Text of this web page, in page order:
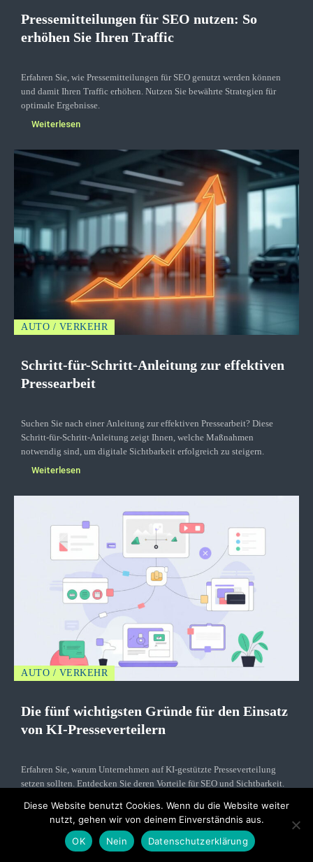
Pressemitteilungen für SEO nutzen: So
erhöhen Sie Ihren Traffic
Erfahren Sie, wie Pressemitteilungen für SEO genutzt werden können
und damit Ihren Traffic erhöhen. Nutzen Sie bewährte Strategien für
optimale Ergebnisse.
Weiterlesen
AUTO / VERKEHR
Schritt-für-Schritt-Anleitung zur effektiven
Pressearbeit
Suchen Sie nach einer Anleitung zur effektiven Pressearbeit? Diese
Schritt-für-Schritt-Anleitung zeigt Ihnen, welche Maßnahmen
notwendig sind, um digitale Sichtbarkeit erfolgreich zu steigern.
Weiterlesen
AUTO / VERKEHR
Die fünf wichtigsten Gründe für den Einsatz
von KI-Presseverteilern
Erfahren Sie, warum Unternehmen auf KI-gestützte Presseverteilung
setzen sollten. Entdecken Sie deren Vorteile für SEO und Sichtbarkeit.
Weiterlesen
Diese Website benutzt Cookies. Wenn du die Website weiter
nutzt, gehen wir von deinem Einverständnis aus.
OK
Nein Datenschutzerklärung